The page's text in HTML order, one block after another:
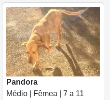
Pandora
Médio | Fêmea | 7 a 11